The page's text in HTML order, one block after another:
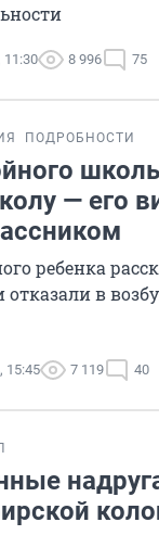
11:30 8 996 75
ПОДРОБНОСТИ
— его
ребенка
отказали в
15:45 7 119 40